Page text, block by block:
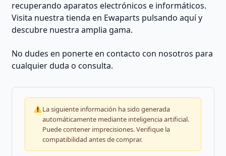
recuperando aparatos electrónicos e informáticos.
Visita nuestra tienda en Ewaparts pulsando aquí y
descubre nuestra amplia gama.
No dudes en ponerte en contacto con nosotros para
cualquier duda o consulta.
La siguiente información ha sido generada
automáticamente mediante inteligencia artificial.
Puede contener imprecisiones. Verifique la
compatibilidad antes de comprar.